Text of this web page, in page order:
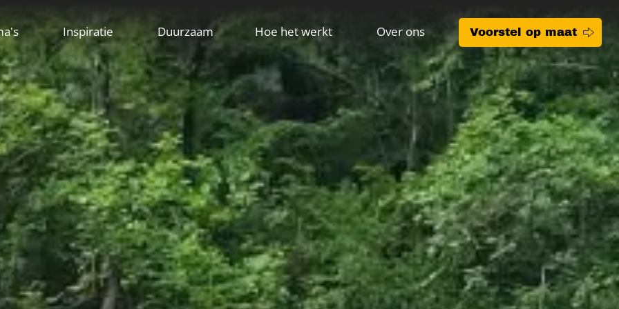
Inspiratie Duurzaam Hoe het werkt Over ons Voorstel op maat